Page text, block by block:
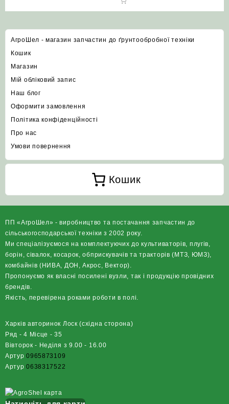
ДОН-1500Б НИВА Єнісей та
АгроШел - магазин запчастин до ґрунтообробної техніки
Кошик
Магазин
Мій обліковий запис
Наш блог
Оформити замовлення
Політика конфіденційності
Про нас
Умови повернення
Кошик
ПП «АгроШел» - виробництво та постачання запчастин до
сільськогосподарської техніки з 2002 року.
Ми спеціалізуємося на комплектуючих до культиваторів, плугів,
борін, сівалок, косарок, обприскувачів та тракторів (МТЗ, ЮМЗ),
комбайнів (НИВА, ДОН, Акрос, Вектор).
Пропонуємо як власні посилені вузли, так і продукцію провідних
брендів.
Якість, перевірена роками роботи в полі.
Харків авторинок Лоск (східна сторона)
Ряд - 4 Місце - 35
Вівторок - Неділя з 9.00 - 16.00
Артур0965873109
Артур0638317522